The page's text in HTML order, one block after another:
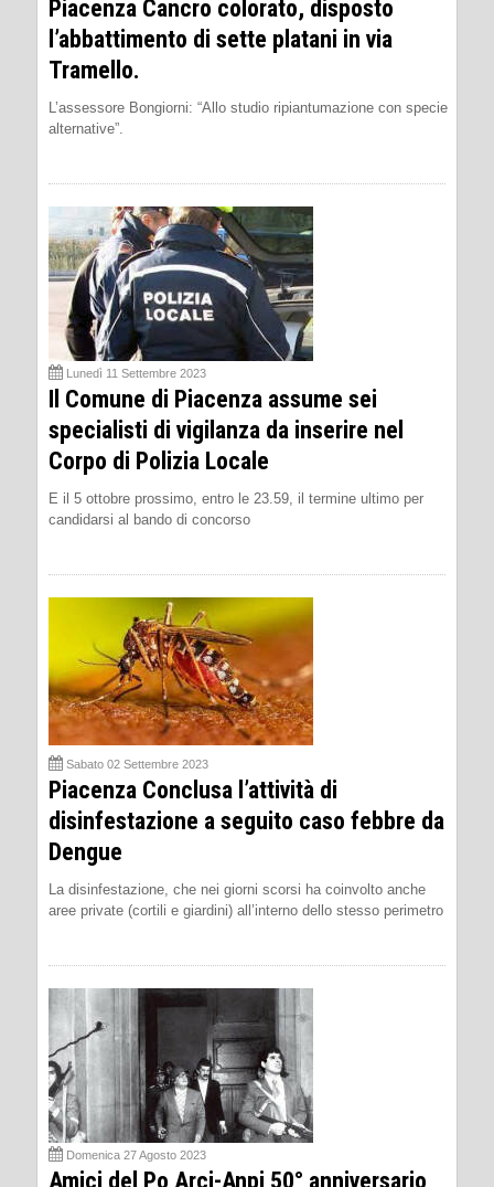
Piacenza Cancro colorato, disposto
l’abbattimento di sette platani in via
Tramello.
L’assessore Bongiorni: “Allo studio ripiantumazione con specie
alternative”.
Lunedì 11 Settembre 2023
Il Comune di Piacenza assume sei
specialisti di vigilanza da inserire nel
Corpo di Polizia Locale
E il 5 ottobre prossimo, entro le 23.59, il termine ultimo per
candidarsi al bando di concorso
Sabato 02 Settembre 2023
Piacenza Conclusa l’attività di
disinfestazione a seguito caso febbre da
Dengue
La disinfestazione, che nei giorni scorsi ha coinvolto anche
aree private (cortili e giardini) all’interno dello stesso perimetro
Domenica 27 Agosto 2023
Amici del Po Arci-Anpi 50° anniversario